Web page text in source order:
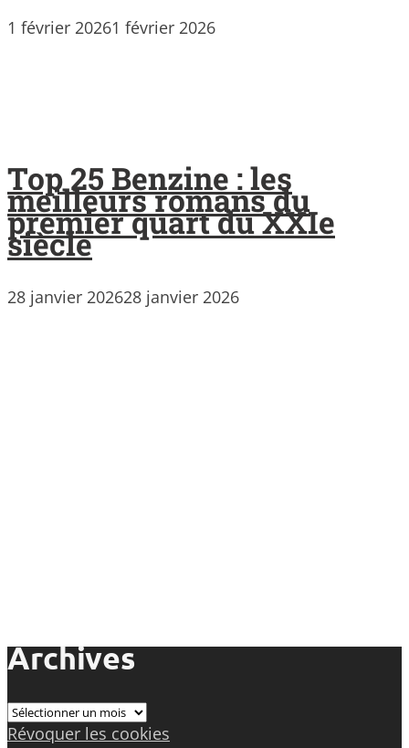
1 février 20261 février 2026
Top 25 Benzine : les
meilleurs romans du
premier quart du XXIe
siècle
28 janvier 202628 janvier 2026
Archives
Archives
Révoquer les cookies